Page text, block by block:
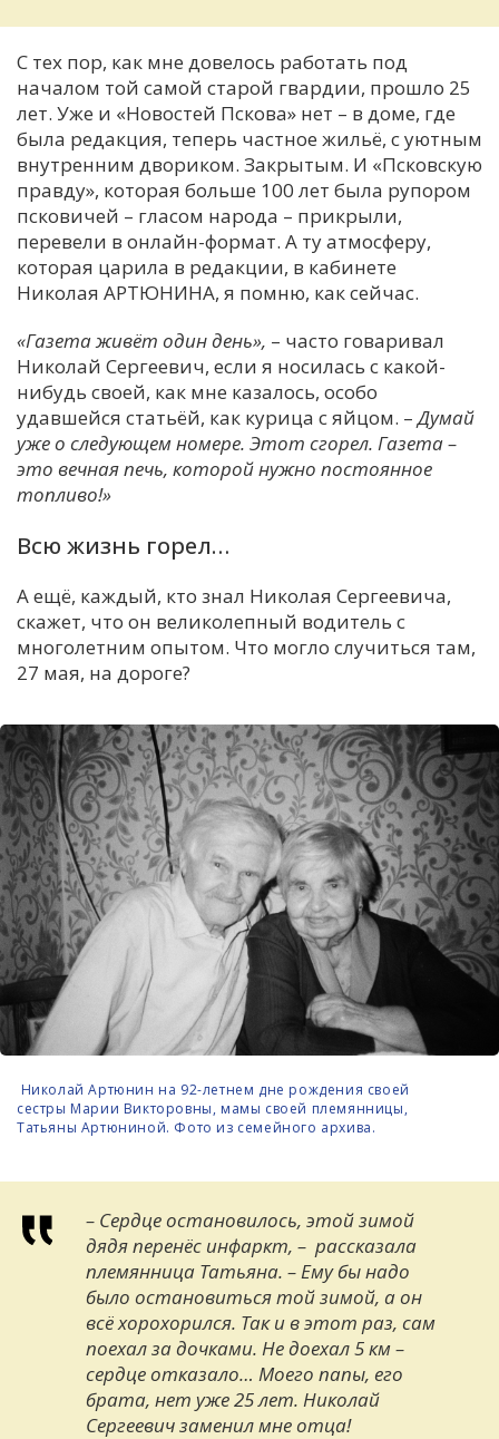
С тех пор, как мне довелось работать под
началом той самой старой гвардии, прошло 25
лет. Уже и «Новостей Пскова» нет – в доме, где
была редакция, теперь частное жильё, с уютным
внутренним двориком. Закрытым. И «Псковскую
правду», которая больше 100 лет была рупором
псковичей – гласом народа – прикрыли,
перевели в онлайн-формат. А ту атмосферу,
которая царила в редакции, в кабинете
Николая АРТЮНИНА, я помню, как сейчас.
«Газета живёт один день», – часто говаривал
Николай Сергеевич, если я носилась с какой-
нибудь своей, как мне казалось, особо
удавшейся статьёй, как курица с яйцом. –Думай
уже о следующем номере. Этот сгорел. Газета –
это вечная печь, которой нужно постоянное
топливо!»
Всю жизнь горел…
А ещё, каждый, кто знал Николая Сергеевича,
скажет, что он великолепный водитель с
многолетним опытом. Что могло случиться там,
27 мая, на дороге?
Николай Артюнин на 92-летнем дне рождения своей
сестры Марии Викторовны, мамы своей племянницы,
Татьяны Артюниной. Фото из семейного архива.
– Сердце остановилось, этой зимой
дядя перенёс инфаркт, – рассказала
племянница Татьяна. –Ему бы надо
было остановиться той зимой, а он
всё хорохорился. Так и в этот раз, сам
поехал за дочками. Не доехал 5 км –
сердце отказало… Моего папы, его
брата, нет уже 25 лет. Николай
Сергеевич заменил мне отца!